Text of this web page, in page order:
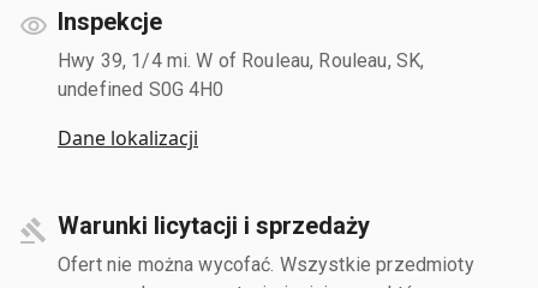
Inspekcje
Hwy 39, 1/4 mi. W of Rouleau, Rouleau, SK,
undefined S0G 4H0
Dane lokalizacji
Warunki licytacji i sprzedaży
Ofert nie można wycofać. Wszystkie przedmioty